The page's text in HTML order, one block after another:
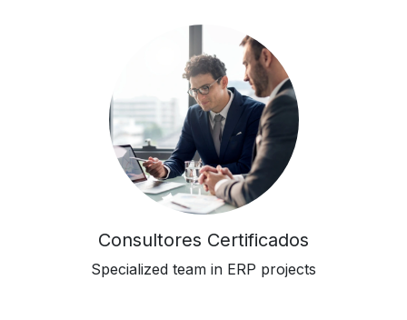
Consultores Certificados
Specialized team in ERP projects